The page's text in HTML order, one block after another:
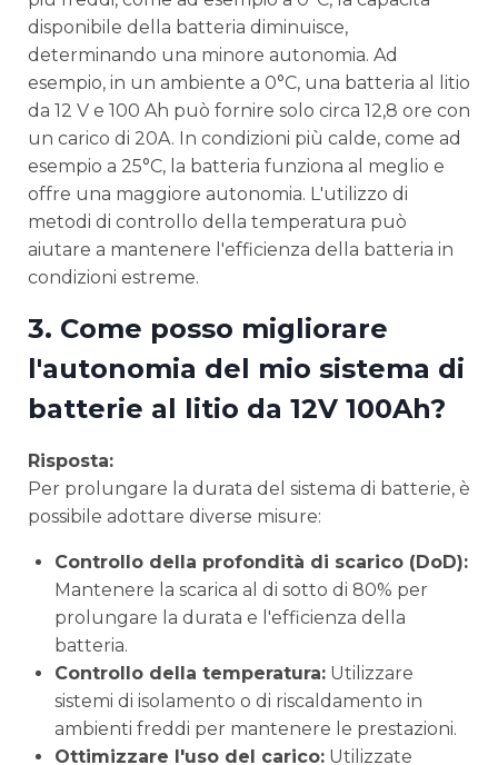
disponibile della batteria diminuisce,
determinando una minore autonomia. Ad
esempio, in un ambiente a 0°C, una batteria al litio
da 12 V e 100 Ah può fornire solo circa 12,8 ore con
un carico di 20A. In condizioni più calde, come ad
esempio a 25°C, la batteria funziona al meglio e
offre una maggiore autonomia. L'utilizzo di
metodi di controllo della temperatura può
aiutare a mantenere l'efficienza della batteria in
condizioni estreme.
3. Come posso migliorare
l'autonomia del mio sistema di
batterie al litio da 12V 100Ah?
Risposta:
Per prolungare la durata del sistema di batterie, è
possibile adottare diverse misure:
Controllo della profondità di scarico (DoD):
Mantenere la scarica al di sotto di 80% per
prolungare la durata e l'efficienza della
batteria.
Controllo della temperatura: Utilizzare
sistemi di isolamento o di riscaldamento in
ambienti freddi per mantenere le prestazioni.
Ottimizzare l'uso del carico: Utilizzate